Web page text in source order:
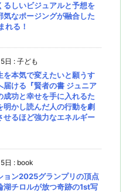
るしいビジュアルと予想を
気なポージングが融合した
れる！
日 : 子ども
を本気で変えたいと願うす
届ける『賢者の書 ジュニア
成功と幸せを手に入れるた
明かし読んだ人の行動を劇
せるほど強力なエネルギー
日 : book
ョン2025グランプリの頂点
湖チロルが放つ奇跡の1st写